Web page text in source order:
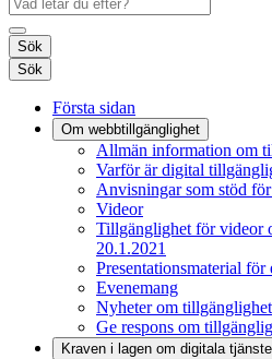
Sök
Sök
Första sidan
Om webbtillgänglighet
Allmän information om
Varför är digital
Anvisningar som stöd
Videor
Tillgänglighet för videor
20.1.2021
Presentationsmaterial för
Evenemang
Nyheter om tillgänglighet
Ge respons om
Kraven i lagen om digitala